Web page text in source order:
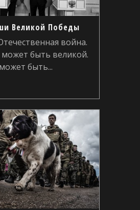
Великой Победы
война.
быть великой.
быть...